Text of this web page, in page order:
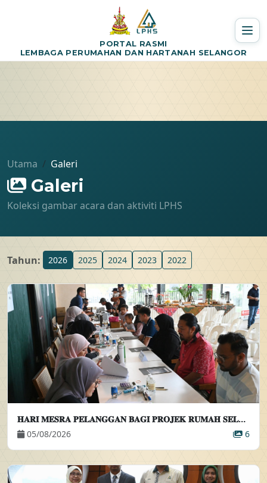
PORTAL RASMI
LEMBAGA PERUMAHAN DAN HARTANAH SELANGOR
Utama Galeri
Galeri
Koleksi gambar acara dan aktiviti LPHS
Tahun: 2026 2025 2024 2023 2022
𝐇𝐀𝐑𝐈 𝐌𝐄𝐒𝐑𝐀 𝐏𝐄𝐋𝐀𝐍𝐆𝐆𝐀𝐍 𝐁𝐀𝐆𝐈 𝐏𝐑𝐎𝐉𝐄𝐊 𝐑𝐔𝐌𝐀𝐇 𝐒𝐄𝐋𝐀𝐍𝐆𝐎𝐑𝐊𝐔 𝐈𝐃𝐀𝐌𝐀𝐍 𝐀𝐌𝐀𝐍𝐈 (𝐄𝐋𝐌𝐈𝐍𝐀 𝟒)
05/08/2026
6